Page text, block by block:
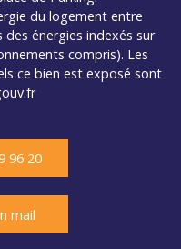
du logement entre
énergies indexés sur
compris). Les
ce bien est exposé sont
96 20
mail